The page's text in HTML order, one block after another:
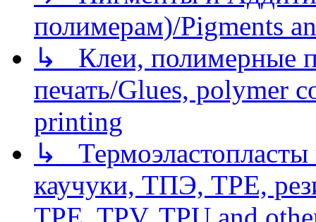
полимерам)/Pigments
↳ Клеи, полимерные
печать/Glues, polymer
printing
↳
каучуки, ТПЭ, TPE,